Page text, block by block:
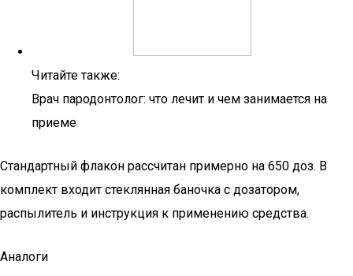
Читайте также:
Врач пародонтолог: что лечит и чем занимается на
приеме
Стандартный флакон рассчитан примерно на 650 доз. В
комплект входит стеклянная баночка с дозатором,
распылитель и инструкция к применению средства.
Аналоги